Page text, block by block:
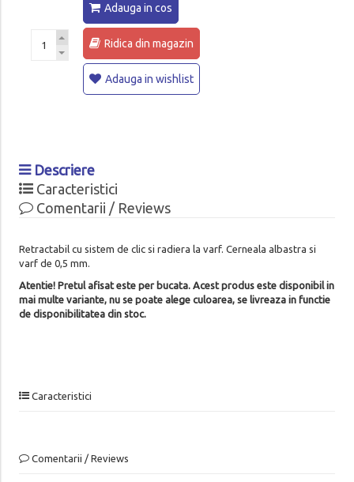
Adauga in cos
Ridica din magazin
Adauga in wishlist
Descriere
Caracteristici
Comentarii / Reviews
Retractabil cu sistem de clic si radiera la varf. Cerneala albastra si
varf de 0,5 mm.
Atentie! Pretul afisat este per bucata. Acest produs este disponibil in
mai multe variante, nu se poate alege culoarea, se livreaza in functie
de disponibilitatea din stoc.
Caracteristici
Comentarii / Reviews